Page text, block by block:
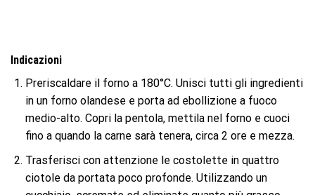
Indicazioni
Preriscaldare il forno a 180°C. Unisci tutti gli ingredienti
in un forno olandese e porta ad ebollizione a fuoco
medio-alto. Copri la pentola, mettila nel forno e cuoci
fino a quando la carne sarà tenera, circa 2 ore e mezza.
Trasferisci con attenzione le costolette in quattro
ciotole da portata poco profonde. Utilizzando un